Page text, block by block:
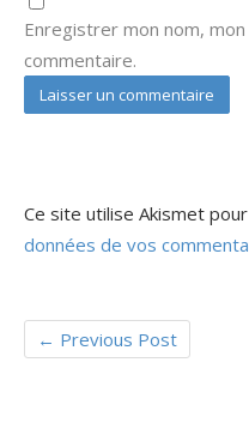
Enregistrer mon nom,
commentaire.
Ce site utilise Akismet
données de vos
← Previous Post